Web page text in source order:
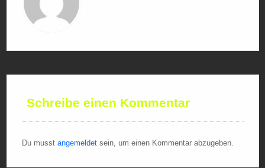
Schreibe einen Kommentar
Du musst angemeldetsein, um einen Kommentar abzugeben.